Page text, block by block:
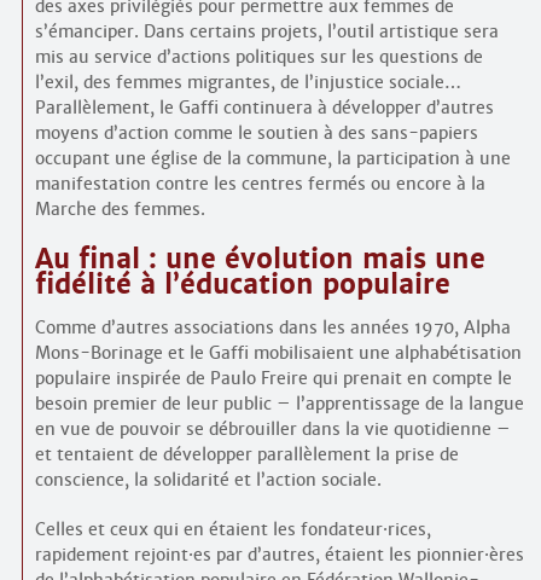
des axes privilégiés pour permettre aux femmes de
s’émanciper. Dans certains projets, l’outil artistique sera
mis au service d’actions politiques sur les questions de
l’exil, des femmes migrantes, de l’injustice sociale…
Parallèlement, le Gaffi continuera à développer d’autres
moyens d’action comme le soutien à des sans-papiers
occupant une église de la commune, la participation à une
manifestation contre les centres fermés ou encore à la
Marche des femmes.
Au final : une évolution mais une
fidélité à l’éducation populaire
Comme d’autres associations dans les années 1970, Alpha
Mons-Borinage et le Gaffi mobilisaient une alphabétisation
populaire inspirée de Paulo Freire qui prenait en compte le
besoin premier de leur public – l’apprentissage de la langue
en vue de pouvoir se débrouiller dans la vie quotidienne –
et tentaient de développer parallèlement la prise de
conscience, la solidarité et l’action sociale.
Celles et ceux qui en étaient les fondateur·rices,
rapidement rejoint·es par d’autres, étaient les pionnier·ères